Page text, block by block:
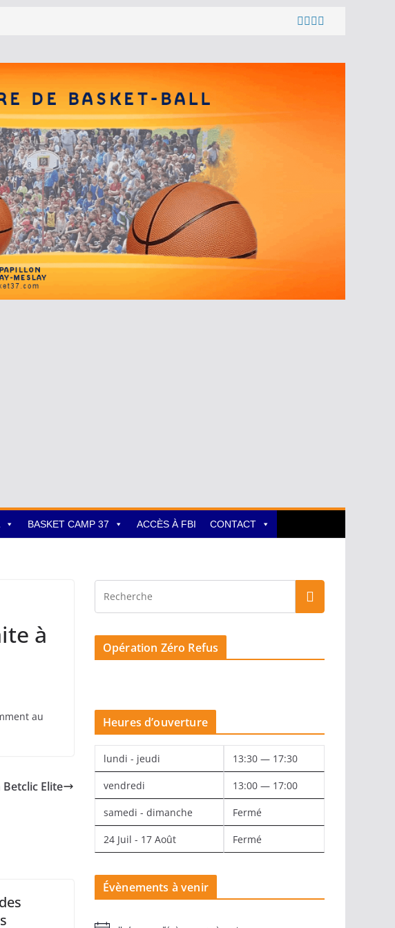
BASKET CAMP 37 ACCÈS À FBI CONTACT
à
au
Elite
Opération Zéro Refus
Heures d’ouverture
lundi - jeudi 13:30 — 17:30
vendredi 13:00 — 17:00
samedi - dimanche Fermé
24 Juil - 17 Août Fermé
Évènements à venir